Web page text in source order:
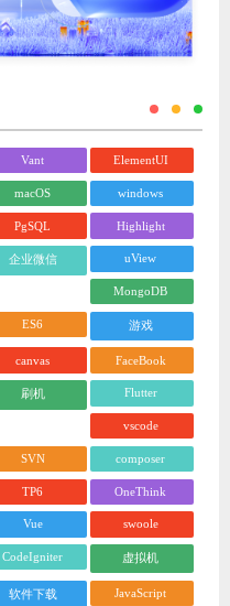
Vant ElementUI
macOS windows
PgSQL Highlight
企业微信 uView
MongoDB
ES6 游戏
canvas FaceBook
刷机 Flutter
vscode
SVN composer
TP6 OneThink
Vue swoole
CodeIgniter 虚拟机
软件下载 JavaScript